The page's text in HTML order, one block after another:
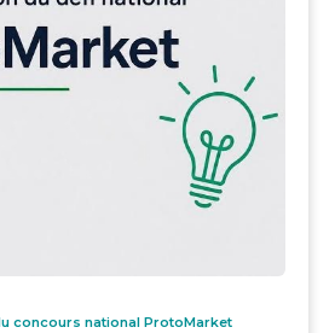
concours national ProtoMarket